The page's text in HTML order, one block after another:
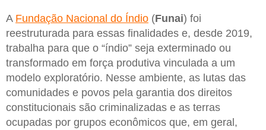
A Fundação Nacional do Índio (Funai) foi
reestruturada para essas finalidades e, desde 2019,
trabalha para que o “índio” seja exterminado ou
transformado em força produtiva vinculada a um
modelo exploratório. Nesse ambiente, as lutas das
comunidades e povos pela garantia dos direitos
constitucionais são criminalizadas e as terras
ocupadas por grupos econômicos que, em geral,